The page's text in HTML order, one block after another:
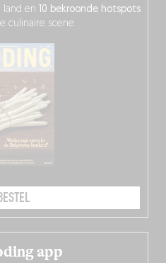
land en 10 bekroonde hotspots
culinaire scene.
app